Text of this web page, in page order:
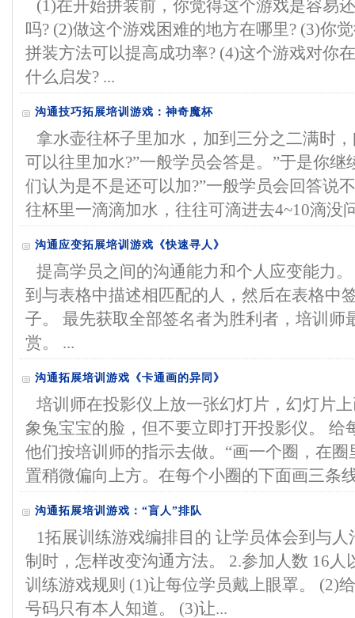
(1)在开始拼装前，你觉得这个游戏是容易
吗? (2)做这个游戏困难的地方在哪里? (3)你
拼装方法可以提高成功率? (4)这个游戏对你
什么启发? ...
沟通技巧拓展培训游戏：神奇魔杯
拿水壶往杯子里加水，加到三分之二满时
可以往里加水?”一般学员会答是。”于是你
们认为是不是还可以加?”一般学员会回答说
往杯里一滴滴加水，往往可滴进去4~10滴没
沟通应变拓展培训游戏《快速寻人》
提高学员之间的沟通能力和个人应变能力
到与表格中描述相匹配的人，然后在表格中
子。 最先获取全部签名者为胜利者，培训师
赏。 ...
沟通拓展培训游戏《卡通画的异同》
培训师在投影仪上放一张幻灯片，幻灯片
象兔宝宝的脸，但不要立即打开投影仪。 给
他们按培训师的指示去做。“画一个圈，在
置稍微偏向上方。在每个小圈的下面画三条
沟通拓展培训游戏：“盲人”排队
1拓展训练游戏编排目的 让学员体会到与
制时，怎样改变沟通方法。 2.参加人数 16人
训练游戏规则 (1)让每位学员戴上眼罩。 (2)
号码只有本人知道。 (3)让...